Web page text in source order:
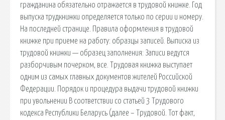
гражданина обязательно отражается в трудовой книжке. Год
выпуска трудкнижки определяется только по серии и номеру.
На последней странице. Правила оформления в трудовой
книжке при приеме на работу: образцы записей. Выписка из
трудовой книжки — образец заполнения: Записи ведутся
разборчивым почерком, все. Трудовая книжка выступает
одним из самых главных документов жителей Российской
Федерации. Порядок и процедура выдачи трудовой книжки
при увольнении В соответствии со статьей 3 Трудового
кодекса Республики Беларусь (далее – Трудовой. Тот факт,